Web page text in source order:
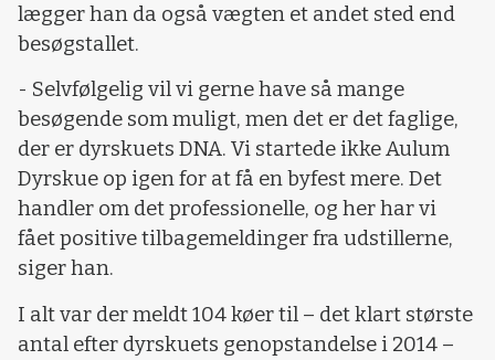
lægger han da også vægten et andet sted end
besøgstallet.
- Selvfølgelig vil vi gerne have så mange
besøgende som muligt, men det er det faglige,
der er dyrskuets DNA. Vi startede ikke Aulum
Dyrskue op igen for at få en byfest mere. Det
handler om det professionelle, og her har vi
fået positive tilbagemeldinger fra udstillerne,
siger han.
I alt var der meldt 104 køer til – det klart største
antal efter dyrskuets genopstandelse i 2014 –